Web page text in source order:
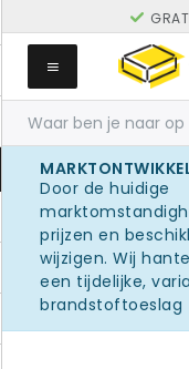
Door de huidige
prijzen en
wijzigen. Wij
een tijdelijke,
brandstoftoeslag